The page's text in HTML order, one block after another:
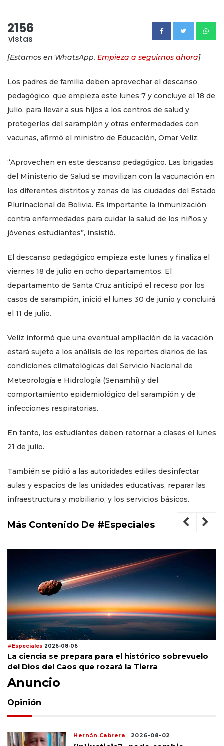
2156
vistas
[Estamos en WhatsApp. Empieza a seguirnos ahora]
Los padres de familia deben aprovechar el descanso
pedagógico, que empieza este lunes 7 y concluye el 18 de
julio, para llevar a sus hijos a los centros de salud y
protegerlos del sarampión y otras enfermedades con
vacunas, afirmó el ministro de Educación, Omar Veliz.
“Aprovechen en este descanso pedagógico. Las brigadas
del Ministerio de Salud se movilizan con la vacunación en
los diferentes distritos y zonas de las ciudades del Estado
Plurinacional de Bolivia. Es importante la inmunización
contra enfermedades para cuidar la salud de los niños y
jóvenes estudiantes”, insistió.
El descanso pedagógico empieza este lunes y finaliza el
viernes 18 de julio en ocho departamentos. El
departamento de Santa Cruz anticipó el receso por los
casos de sarampión, inició el lunes 30 de junio y concluirá
el 11 de julio.
Veliz informó que una eventual ampliación de la vacación
estará sujeto a los análisis de los reportes diarios de las
condiciones climatológicas del Servicio Nacional de
Meteorología e Hidrología (Senamhi) y del
comportamiento epidemiológico del sarampión y de
infecciones respiratorias.
En tanto, los estudiantes deben retornar a clases el lunes
21 de julio.
También se pidió a las autoridades ediles desinfectar
aulas y espacios de las unidades educativas, reparar las
infraestructura y mobiliario, y los servicios básicos.
Más Contenido De #Especiales
#Especiales 2026-08-06
La ciencia se prepara para el histórico sobrevuelo
del Dios del Caos que rozará la Tierra
Anuncio
Opinión
Hernán Cabrera 2026-08-02